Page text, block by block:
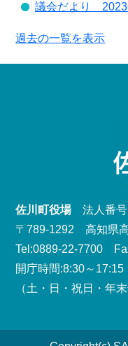
議会だより 2023
過去の一覧を表示
佐川町役場法人番号[
〒789-1292 高知県
Tel:0889-22-7700
開庁時間:8:30～17:15
（土・日・祝日・年